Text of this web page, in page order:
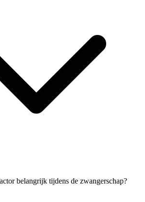
belangrijk tijdens de zwangerschap?